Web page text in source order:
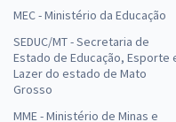
MEC - Ministério da Educação
SEDUC/MT - Secretaria de
Estado de Educação, Esporte
Lazer do estado de Mato
Grosso
MME - Ministério de Minas e